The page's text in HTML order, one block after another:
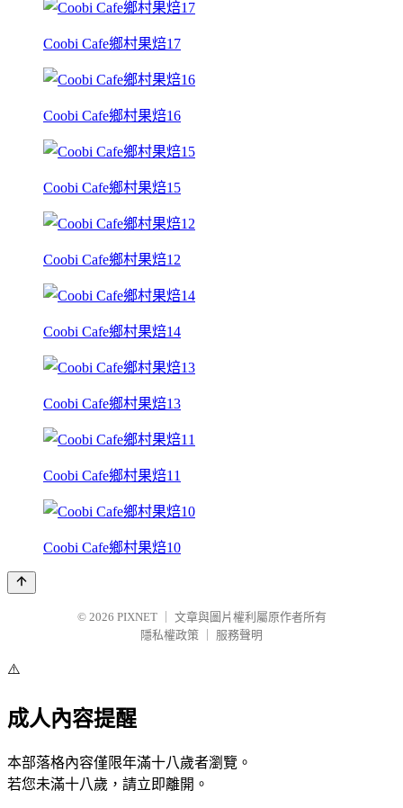
Coobi Cafe鄉村果焙17
Coobi Cafe鄉村果焙16
Coobi Cafe鄉村果焙15
Coobi Cafe鄉村果焙12
Coobi Cafe鄉村果焙14
Coobi Cafe鄉村果焙13
Coobi Cafe鄉村果焙11
Coobi Cafe鄉村果焙10
© 2026 PIXNET
文章與圖片權利屬原作者所有
隱私權政策
服務聲明
⚠️
成人內容提醒
本部落格內容僅限年滿十八歲者瀏覽。
若您未滿十八歲，請立即離開。